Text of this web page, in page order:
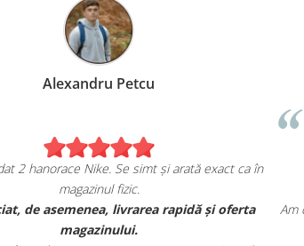
Alexandru Petcu
2 hanorace Nike. Se simt și arată exact ca în
magazinul fizic.
de asemenea, livrarea rapidă și oferta
magazinului.